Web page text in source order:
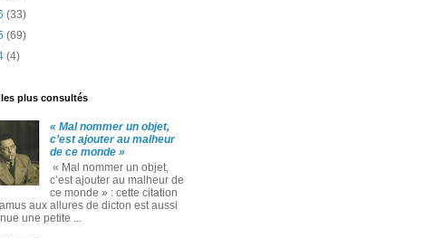
(33)
(69)
(4)
plus consultés
« Mal nommer un objet,
c’est ajouter au malheur
de ce monde »
« Mal nommer un objet,
c’est ajouter au malheur de
ce monde » : cette citation
aux allures de dicton est aussi
une petite ...